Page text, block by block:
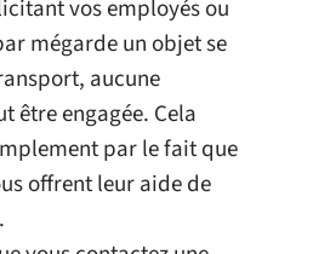
vos employés ou
mégarde un objet se
aucune
être engagée. Cela
par le fait que
offrent leur aide de